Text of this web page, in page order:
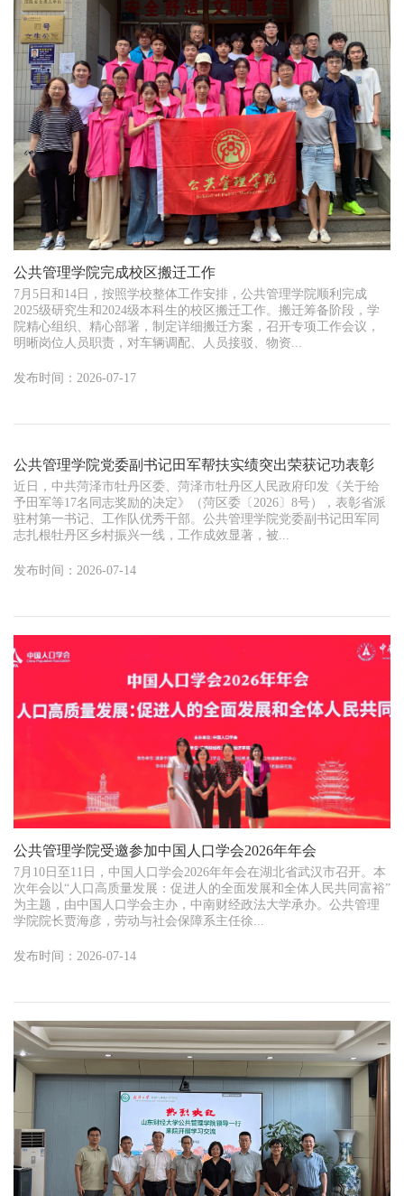
公共管理学院完成校区搬迁工作
7月5日和14日，按照学校整体工作安排，公共管理学院顺利完成
2025级研究生和2024级本科生的校区搬迁工作。搬迁筹备阶段，学
院精心组织、精心部署，制定详细搬迁方案，召开专项工作会议，
明晰岗位人员职责，对车辆调配、人员接驳、物资...
发布时间：2026-07-17
公共管理学院党委副书记田军帮扶实绩突出荣获记功表彰
近日，中共菏泽市牡丹区委、菏泽市牡丹区人民政府印发《关于给
予田军等17名同志奖励的决定》（菏区委〔2026〕8号），表彰省派
驻村第一书记、工作队优秀干部。公共管理学院党委副书记田军同
志扎根牡丹区乡村振兴一线，工作成效显著，被...
发布时间：2026-07-14
公共管理学院受邀参加中国人口学会2026年年会
7月10日至11日，中国人口学会2026年年会在湖北省武汉市召开。本
次年会以“人口高质量发展：促进人的全面发展和全体人民共同富裕”
为主题，由中国人口学会主办，中南财经政法大学承办。公共管理
学院院长贾海彦，劳动与社会保障系主任徐...
发布时间：2026-07-14